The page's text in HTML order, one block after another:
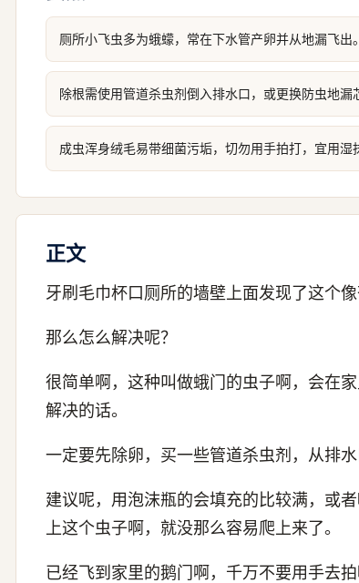
厕所小飞虫多为蛾蠓，常在下水管产卵并从地漏飞出。
除根需使用管道杀虫剂倒入排水口，或更换防虫地漏
成虫浑身绒毛易带细菌污垢，切勿用手拍打，宜用湿
正文
牙刷毛巾杯口厕所的墙壁上面发现了这个
那么怎么解决呢？
很简单啊，这种叫做蛾门的虫子啊，会在
解决的话。
一定要先除卵，买一些管道杀虫剂，从排水
建议呢，用泡沫瓶的会填充的比较满，或
上这个虫子啊，就没那么容易爬上来了。
已经飞到家里的鹅门啊，千万不要用手去拍